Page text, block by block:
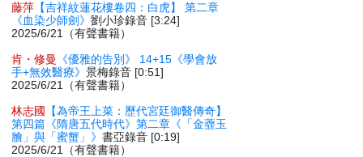
藤萍 【吉祥紋蓮花樓卷四：白虎】 第二章
《血染少師劍》劉小珍錄音 [3:24]
2025/6/21（有聲書籍）
肯・修曼
《優雅的告別》 14+15《學會放
手+無效醫療》景梅錄音 [0:51]
2025/6/21（有聲書籍）
林志國
【為帝王上菜：歷代宮廷御醫傳奇】
第四篇《隋唐五代時代》第二章《「金虀玉
膾」與「蜜蟹」》書亞錄音 [0:19]
2025/6/21（有聲書籍）